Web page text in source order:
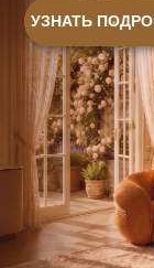
© 2026 Sky Living
Политика
Политика возврата